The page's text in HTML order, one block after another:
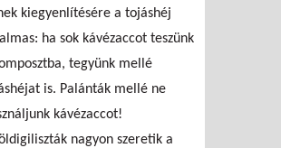
kiegyenlítésére a tojáshéj
ha sok kávézaccot teszünk
tegyünk mellé
is. Palánták mellé ne
kávézaccot!
nagyon szeretik a